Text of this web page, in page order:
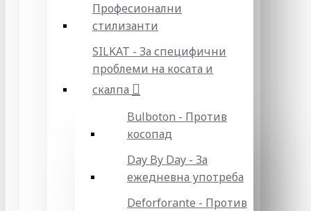
Професионални
стилизанти
SILKAT - За специфични
проблеми на косата и
скалпа
Bulboton - Против
косопад
Day By Day - За
ежедневна употреба
Deforforante - Против